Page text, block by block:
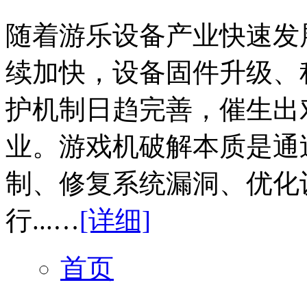
随着游乐设备产业快速
续加快，设备固件升级
护机制日趋完善，催生
业。游戏机破解本质是
制、修复系统漏洞、优
行...…[详细]
首页